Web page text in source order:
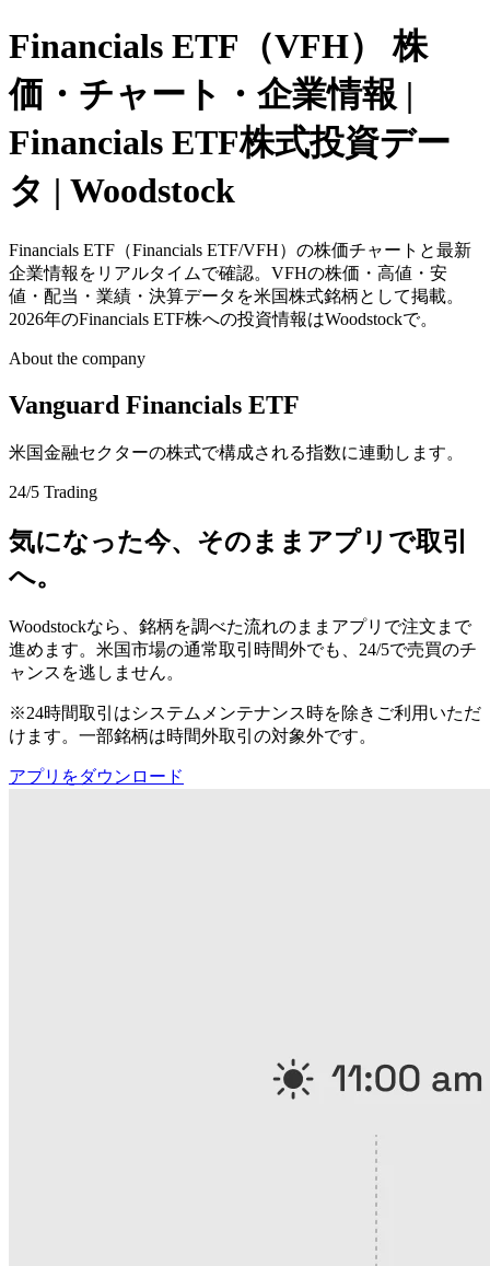
Financials ETF（VFH）
株
価・チャート・企業情報 |
Financials ETF株式投資デー
タ | Woodstock
Financials ETF（Financials ETF/VFH）の株価チャートと最新
企業情報をリアルタイムで確認。VFHの株価・高値・安
値・配当・業績・決算データを米国株式銘柄として掲載。
2026年のFinancials ETF株への投資情報はWoodstockで。
About the company
Vanguard Financials ETF
米国金融セクターの株式で構成される指数に連動します。
24/5 Trading
気になった今、そのままアプリで取引
へ。
Woodstockなら、銘柄を調べた流れのままアプリで注文まで
進めます。米国市場の通常取引時間外でも、24/5で売買のチ
ャンスを逃しません。
※24時間取引はシステムメンテナンス時を除きご利用いただ
けます。一部銘柄は時間外取引の対象外です。
アプリをダウンロード